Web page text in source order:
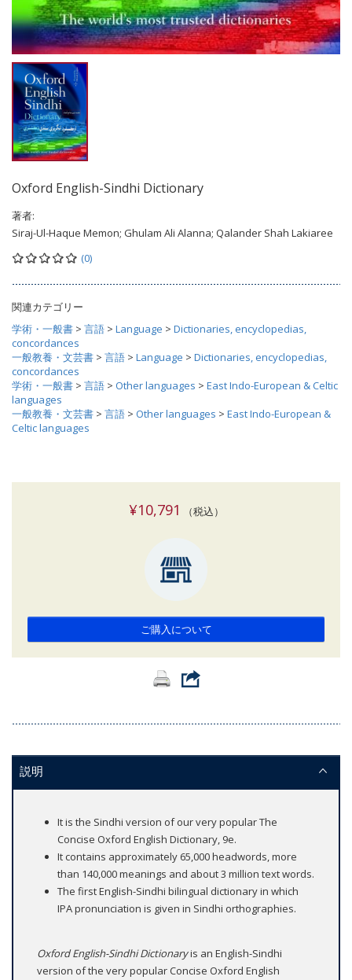
Oxford English-Sindhi Dictionary
著者:
Siraj-Ul-Haque Memon; Ghulam Ali Alanna; Qalander Shah Lakiaree
(0)
関連カテゴリー
学術・一般書 > 言語 > Language > Dictionaries, encyclopedias,
concordances
一般教養・文芸書 > 言語 > Language > Dictionaries, encyclopedias,
concordances
学術・一般書 > 言語 > Other languages > East Indo-European & Celtic
languages
一般教養・文芸書 > 言語 > Other languages > East Indo-European &
Celtic languages
¥10,791 （税込）
ご購入について
説明
It is the Sindhi version of our very popular The
Concise Oxford English Dictionary, 9e.
It contains approximately 65,000 headwords, more
than 140,000 meanings and about 3 million text words.
The first English-Sindhi bilingual dictionary in which
IPA pronunciation is given in Sindhi orthographies.
Oxford English-Sindhi Dictionaryis an English-Sindhi
version of the very popular Concise Oxford English